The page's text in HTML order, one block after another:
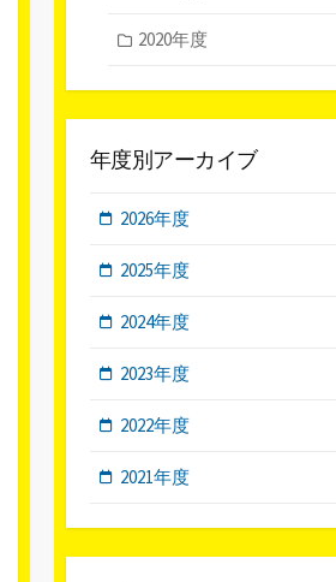
2020年度
年度別アーカイブ
2026年度
2025年度
2024年度
2023年度
2022年度
2021年度